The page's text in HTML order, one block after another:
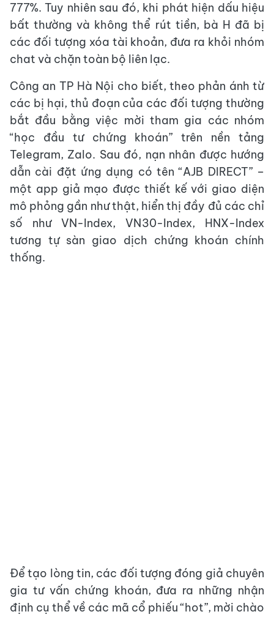
777%. Tuy nhiên sau đó, khi phát hiện dấu hiệu
bất thường và không thể rút tiền, bà H đã bị
các đối tượng xóa tài khoản, đưa ra khỏi nhóm
chat và chặn toàn bộ liên lạc.
Công an TP Hà Nội cho biết, theo phản ánh từ
các bị hại, thủ đoạn của các đối tượng thường
bắt đầu bằng việc mời tham gia các nhóm
“học đầu tư chứng khoán” trên nền tảng
Telegram, Zalo. Sau đó, nạn nhân được hướng
dẫn cài đặt ứng dụng có tên “AJB DIRECT” –
một app giả mạo được thiết kế với giao diện
mô phỏng gần như thật, hiển thị đầy đủ các chỉ
số như VN-Index, VN30-Index, HNX-Index
tương tự sàn giao dịch chứng khoán chính
thống.
Để tạo lòng tin, các đối tượng đóng giả chuyên
gia tư vấn chứng khoán, đưa ra những nhận
định cụ thể về các mã cổ phiếu “hot”, mời chào